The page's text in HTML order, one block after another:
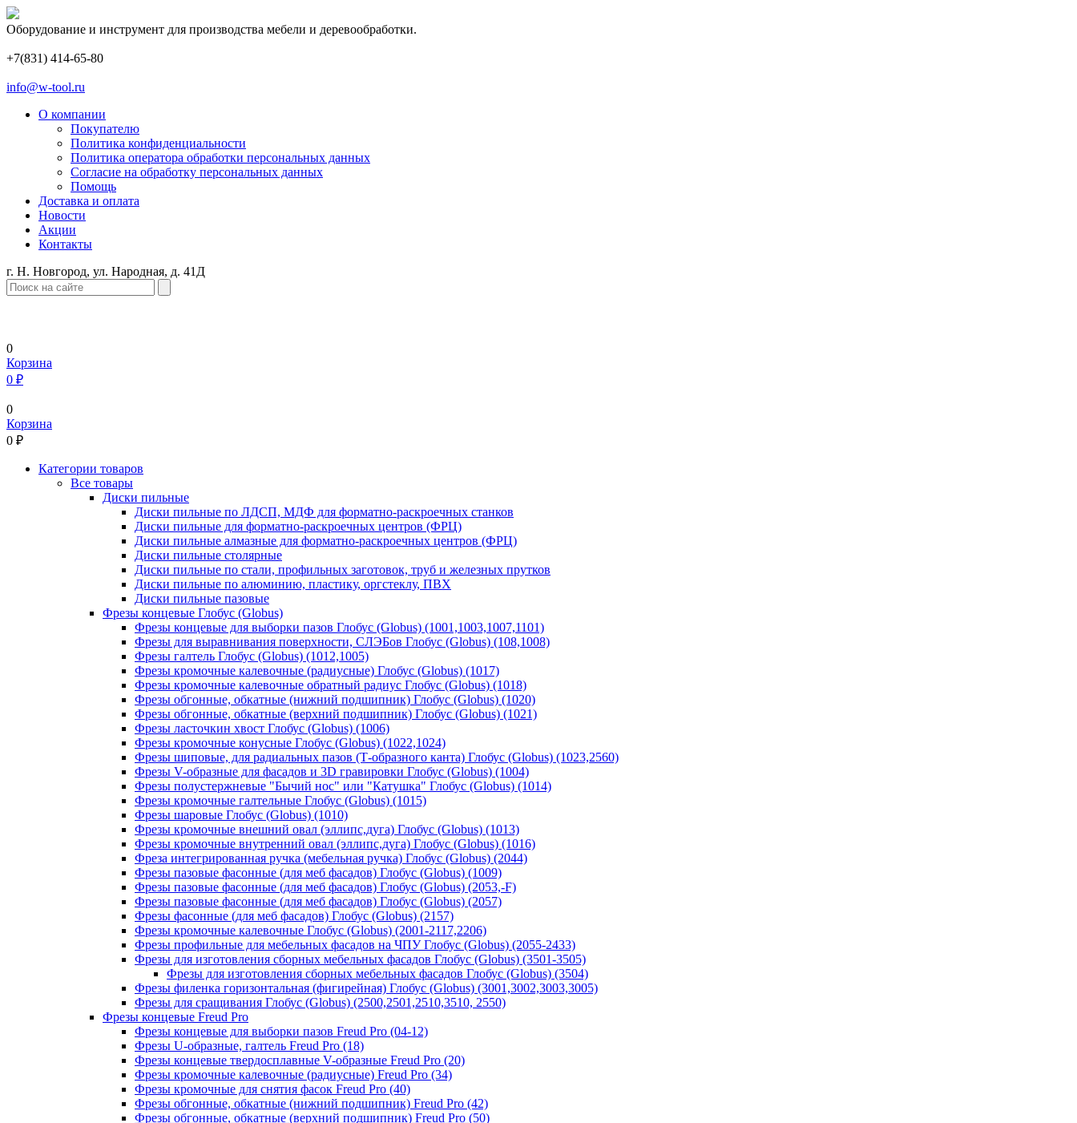
Оборудование и инструмент для производства мебели и деревообработки.
+7(831) 414-65-80
info@w-tool.ru
О компании
Покупателю
Политика конфиденциальности
Политика оператора обработки персональных данных
Согласие на обработку персональных данных
Помощь
Доставка и оплата
Новости
Акции
Контакты
г. Н. Новгород, ул. Народная, д. 41Д
0
Корзина
0 ₽
0
Корзина
0 ₽
Категории товаров
Все товары
Диски пильные
Диски пильные по ЛДСП, МДФ для форматно-раскроечных станков
Диски пильные для форматно-раскроечных центров (ФРЦ)
Диски пильные алмазные для форматно-раскроечных центров (ФРЦ)
Диски пильные столярные
Диски пильные по стали, профильных заготовок, труб и железных прутков
Диски пильные по алюминию, пластику, оргстеклу, ПВХ
Диски пильные пазовые
Фрезы концевые Глобус (Globus)
Фрезы концевые для выборки пазов Глобус (Globus) (1001,1003,1007,1101)
Фрезы для выравнивания поверхности, СЛЭБов Глобус (Globus) (108,1008)
Фрезы галтель Глобус (Globus) (1012,1005)
Фрезы кромочные калевочные (радиусные) Глобус (Globus) (1017)
Фрезы кромочные калевочные обратный радиус Глобус (Globus) (1018)
Фрезы обгонные, обкатные (нижний подшипник) Глобус (Globus) (1020)
Фрезы обгонные, обкатные (верхний подшипник) Глобус (Globus) (1021)
Фрезы ласточкин хвост Глобус (Globus) (1006)
Фрезы кромочные конусные Глобус (Globus) (1022,1024)
Фрезы шиповые, для радиальных пазов (Т-образного канта) Глобус (Globus) (1023,2560)
Фрезы V-образные для фасадов и 3D гравировки Глобус (Globus) (1004)
Фрезы полустержневые "Бычий нос" или "Катушка" Глобус (Globus) (1014)
Фрезы кромочные галтельные Глобус (Globus) (1015)
Фрезы шаровые Глобус (Globus) (1010)
Фрезы кромочные внешний овал (эллипс,дуга) Глобус (Globus) (1013)
Фрезы кромочные внутренний овал (эллипс,дуга) Глобус (Globus) (1016)
Фреза интегрированная ручка (мебельная ручка) Глобус (Globus) (2044)
Фрезы пазовые фасонные (для меб фасадов) Глобус (Globus) (1009)
Фрезы пазовые фасонные (для меб фасадов) Глобус (Globus) (2053,-F)
Фрезы пазовые фасонные (для меб фасадов) Глобус (Globus) (2057)
Фрезы фасонные (для меб фасадов) Глобус (Globus) (2157)
Фрезы кромочные калевочные Глобус (Globus) (2001-2117,2206)
Фрезы профильные для мебельных фасадов на ЧПУ Глобус (Globus) (2055-2433)
Фрезы для изготовления сборных мебельных фасадов Глобус (Globus) (3501-3505)
Фрезы для изготовления сборных мебельных фасадов Глобус (Globus) (3504)
Фрезы филенка горизонтальная (фигирейная) Глобус (Globus) (3001,3002,3003,3005)
Фрезы для сращивания Глобус (Globus) (2500,2501,2510,3510, 2550)
Фрезы концевые Freud Pro
Фрезы концевые для выборки пазов Freud Pro (04-12)
Фрезы U-образные, галтель Freud Pro (18)
Фрезы концевые твердосплавные V-образные Freud Pro (20)
Фрезы кромочные калевочные (радиусные) Freud Pro (34)
Фрезы кромочные для снятия фасок Freud Pro (40)
Фрезы обгонные, обкатные (нижний подшипник) Freud Pro (42)
Фрезы обгонные, обкатные (верхний подшипник) Freud Pro (50)